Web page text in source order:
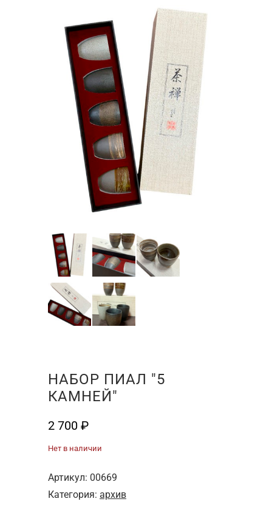
НАБОР ПИАЛ "5
КАМНЕЙ"
2 700 ₽
Нет в наличии
Артикул: 00669
Категория: архив